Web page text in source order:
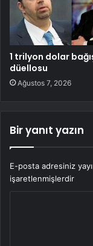
1 trilyon dolar
düellosu
Ağustos 7, 2026
Bir yanıt yazın
E-posta adresiniz
işaretlenmişlerdir